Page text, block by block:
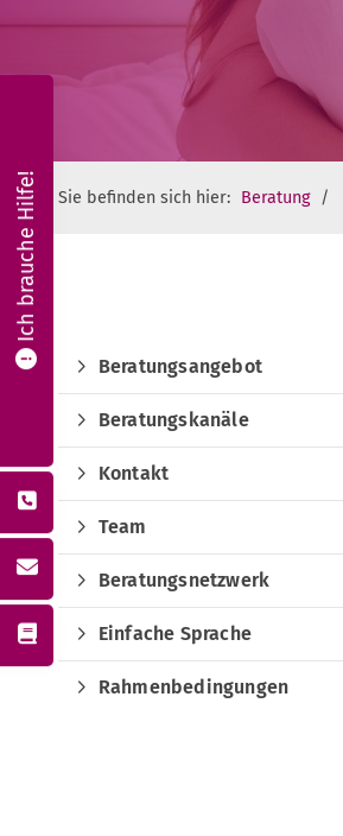
Sie befinden sich hier: Beratung
Beratungsangebot
Beratungskanäle
Kontakt
Team
Beratungsnetzwerk
Einfache Sprache
Rahmenbedingungen
Ich brauche Hilfe!